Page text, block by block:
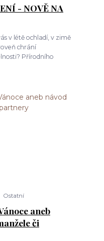
- NOVĚ NA
v létě ochladí, v zimě
chrání
Přírodního
Ostatní
aneb
či